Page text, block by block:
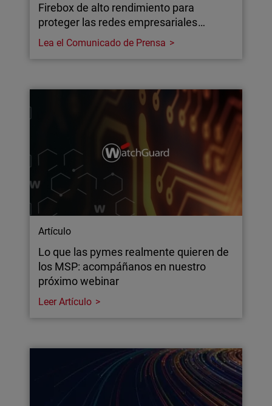
Firebox de alto rendimiento para
proteger las redes empresariales…
Lea el Comunicado de Prensa
Artículo
Lo que las pymes realmente quieren de
los MSP: acompáñanos en nuestro
próximo webinar
Leer Artículo